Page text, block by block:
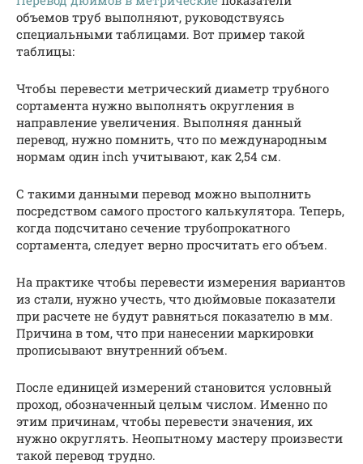
объемов труб выполняют, руководствуясь
специальными таблицами. Вот пример такой
таблицы:
Чтобы перевести метрический диаметр трубного
сортамента нужно выполнять округления в
направление увеличения. Выполняя данный
перевод, нужно помнить, что по международным
нормам один inch учитывают, как 2,54 см.
С такими данными перевод можно выполнить
посредством самого простого калькулятора. Теперь,
когда подсчитано сечение трубопрокатного
сортамента, следует верно просчитать его объем.
На практике чтобы перевести измерения вариантов
из стали, нужно учесть, что дюймовые показатели
при расчете не будут равняться показателю в мм.
Причина в том, что при нанесении маркировки
прописывают внутренний объем.
После единицей измерений становится условный
проход, обозначенный целым числом. Именно по
этим причинам, чтобы перевести значения, их
нужно округлять. Неопытному мастеру произвести
такой перевод трудно.